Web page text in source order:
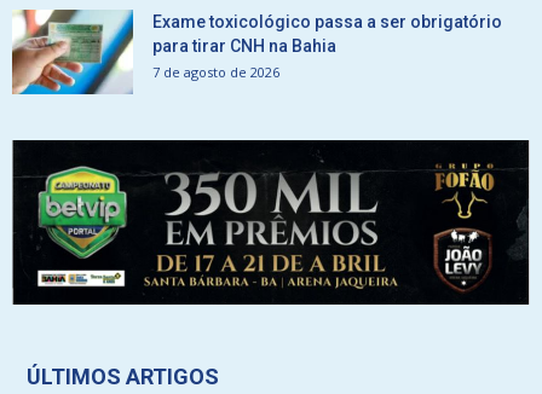
Exame toxicológico passa a ser obrigatório
para tirar CNH na Bahia
7 de agosto de 2026
ÚLTIMOS ARTIGOS